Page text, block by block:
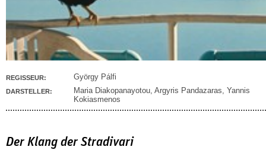
REGISSEUR: György Pálfi
DARSTELLER: Maria Diakopanayotou, Argyris Pandazaras, Yannis
Kokiasmenos
Der Klang der Stradivari